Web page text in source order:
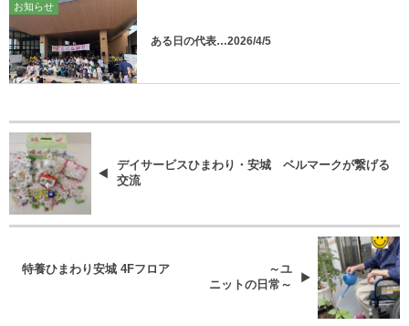
お知らせ
ある日の代表…2026/4/5
デイサービスひまわり・安城 ベルマークが繋げる
交流
特養ひまわり安城 4Fフロア ～ユ
ニットの日常～